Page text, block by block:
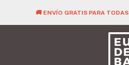
🚚 ENVÍO GRATIS PARA